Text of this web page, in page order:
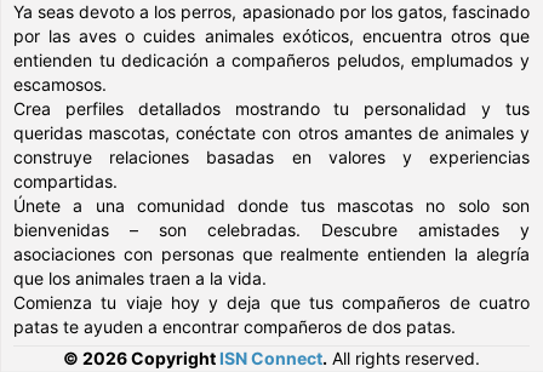
Ya seas devoto a los perros, apasionado por los gatos, fascinado
por las aves o cuides animales exóticos, encuentra otros que
entienden tu dedicación a compañeros peludos, emplumados y
escamosos.
Crea perfiles detallados mostrando tu personalidad y tus
queridas mascotas, conéctate con otros amantes de animales y
construye relaciones basadas en valores y experiencias
compartidas.
Únete a una comunidad donde tus mascotas no solo son
bienvenidas – son celebradas. Descubre amistades y
asociaciones con personas que realmente entienden la alegría
que los animales traen a la vida.
Comienza tu viaje hoy y deja que tus compañeros de cuatro
patas te ayuden a encontrar compañeros de dos patas.
© 2026 Copyright ISN Connect. All rights reserved.